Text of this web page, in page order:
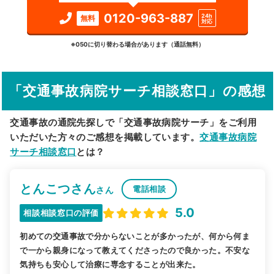
検索する
詳細条件で絞り込む
駅から探す 院名から探す
無料 0120-963-887
24h
対応
※050に切り替わる場合があります（通話無料）
「交通事故病院サーチ相談窓口」の感想
交通事故の通院先探しで「交通事故病院サーチ」をご利用
いただいた方々のご感想を掲載しています。交通事故病院
サーチ相談窓口 とは？
とんこつさんさん 電話相談
相談相談窓口の評価 5.0
初めての交通事故で分からないことが多かったが、何から何ま
で一から親身になって教えてくださったので良かった。不安な
気持ちも安心して治療に専念することが出来た。